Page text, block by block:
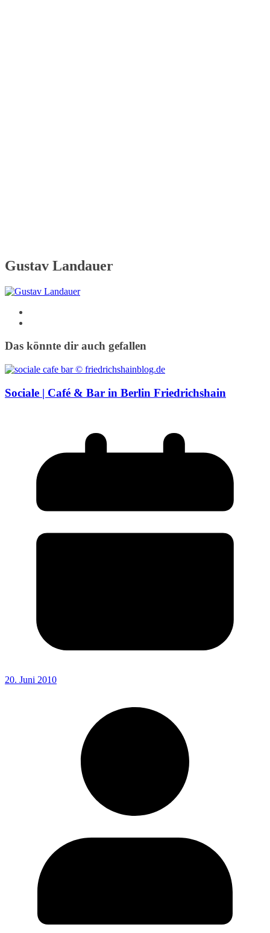
Gustav Landauer
Das könnte dir auch gefallen
Sociale | Café & Bar in Berlin Friedrichshain
20. Juni 2010